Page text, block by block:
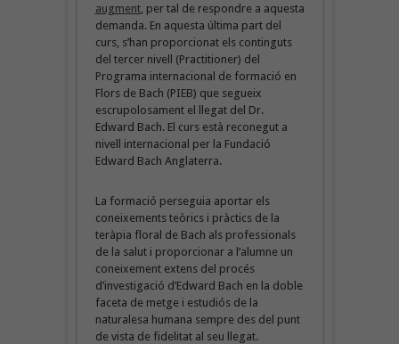
augment, per tal de respondre a aquesta
demanda. En aquesta última part del
curs, s’han proporcionat els continguts
del tercer nivell (Practitioner) del
Programa internacional de formació en
Flors de Bach (PIEB) que segueix
escrupolosament el llegat del Dr.
Edward Bach. El curs està reconegut a
nivell internacional per la Fundació
Edward Bach Anglaterra.
La formació perseguia aportar els
coneixements teòrics i pràctics de la
teràpia floral de Bach als professionals
de la salut i proporcionar a l’alumne un
coneixement extens del procés
d’investigació d’Edward Bach en la doble
faceta de metge i estudiós de la
naturalesa humana sempre des del punt
de vista de fidelitat al seu llegat.